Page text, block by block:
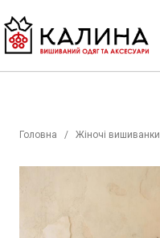
Головна Жіночі вишиванки